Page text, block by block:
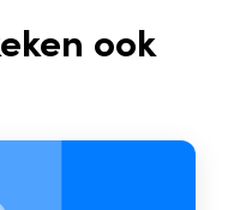
ook